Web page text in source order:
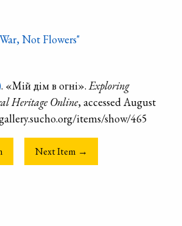
Not Flowers"
. «Мій дім в огні».Exploring
Heritage Online, accessed August
items/show/465
Next Item →